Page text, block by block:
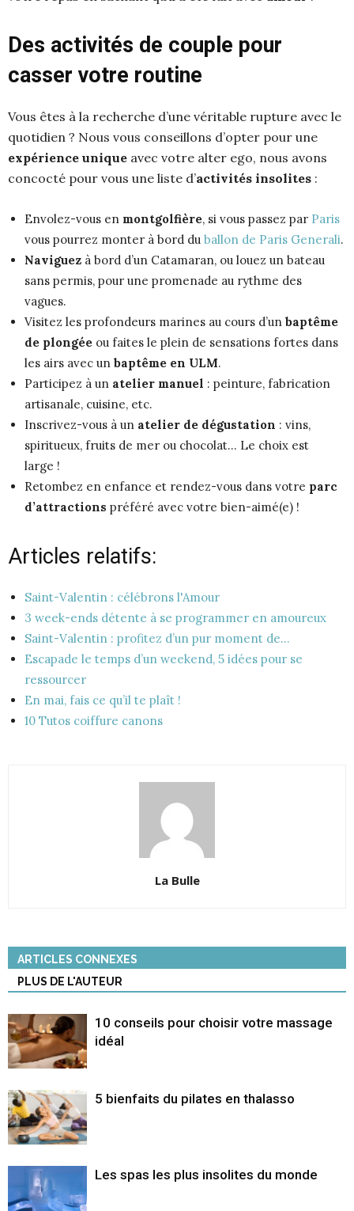
Des activités de couple pour
casser votre routine
Vous êtes à la recherche d’une véritable rupture avec le
quotidien ? Nous vous conseillons d’opter pour une
expérience unique avec votre alter ego, nous avons
concocté pour vous une liste d’activités insolites :
Envolez-vous en montgolfière, si vous passez par Paris
vous pourrez monter à bord du ballon de Paris Generali.
Naviguez à bord d’un Catamaran, ou louez un bateau
sans permis, pour une promenade au rythme des
vagues.
Visitez les profondeurs marines au cours d’un baptême
de plongée ou faites le plein de sensations fortes dans
les airs avec un baptême en ULM.
Participez à un atelier manuel : peinture, fabrication
artisanale, cuisine, etc.
Inscrivez-vous à un atelier de dégustation : vins,
spiritueux, fruits de mer ou chocolat… Le choix est
large !
Retombez en enfance et rendez-vous dans votre parc
d’attractions préféré avec votre bien-aimé(e) !
Articles relatifs:
Saint-Valentin : célébrons l'Amour
3 week-ends détente à se programmer en amoureux
Saint-Valentin : profitez d’un pur moment de…
Escapade le temps d’un weekend, 5 idées pour se
ressourcer
En mai, fais ce qu’il te plaît !
10 Tutos coiffure canons
La Bulle
ARTICLES CONNEXES
PLUS DE L'AUTEUR
10 conseils pour choisir votre massage
idéal
5 bienfaits du pilates en thalasso
Les spas les plus insolites du monde